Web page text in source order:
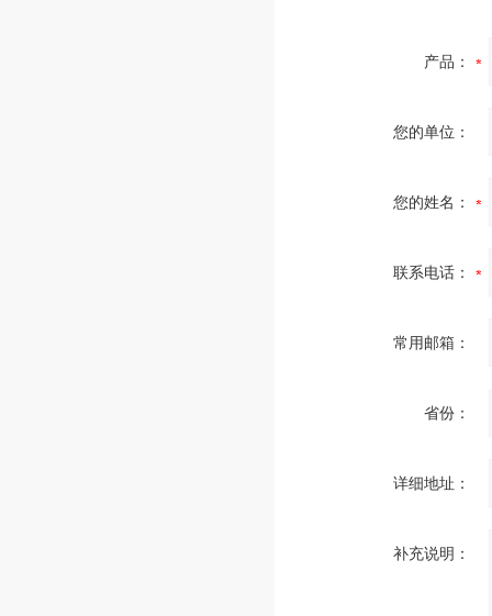
产品：
您的单位：
您的姓名：
联系电话：
常用邮箱：
省份：
详细地址：
补充说明：